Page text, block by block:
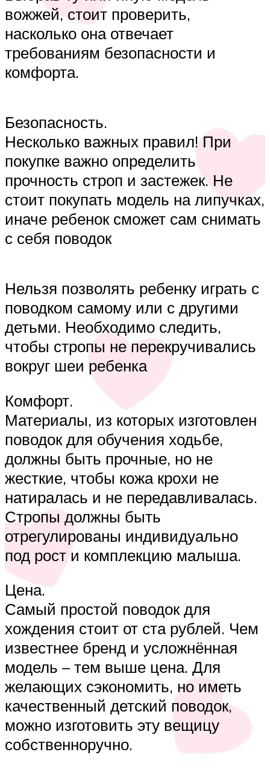
вожжей, стоит проверить,
насколько она отвечает
требованиям безопасности и
комфорта.
Безопасность.
Несколько важных правил! При
покупке важно определить
прочность строп и застежек. Не
стоит покупать модель на липучках,
иначе ребенок сможет сам снимать
с себя поводок
Нельзя позволять ребенку играть с
поводком самому или с другими
детьми. Необходимо следить,
чтобы стропы не перекручивались
вокруг шеи ребенка
Комфорт.
Материалы, из которых изготовлен
поводок для обучения ходьбе,
должны быть прочные, но не
жесткие, чтобы кожа крохи не
натиралась и не передавливалась.
Стропы должны быть
отрегулированы индивидуально
под рост и комплекцию малыша.
Цена.
Самый простой поводок для
хождения стоит от ста рублей. Чем
известнее бренд и усложнённая
модель – тем выше цена. Для
желающих сэкономить, но иметь
качественный детский поводок,
можно изготовить эту вещицу
собственноручно.